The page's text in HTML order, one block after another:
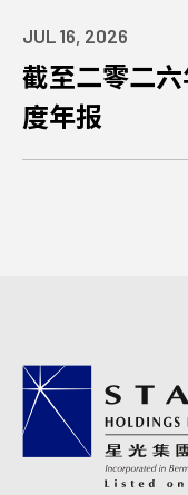
JUL 16, 2026
截至二零二
度年报
首席执行官
董事会
财务资讯